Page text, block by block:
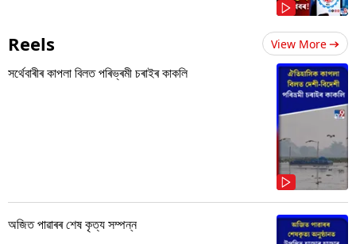
Reels View More
সৰ্থেবাৰীৰ কাপলা বিলত পৰিভ্ৰমী চৰাইৰ কাকলি
অজিত পাৱাৰৰ শেষ কৃত্য সম্পন্ন